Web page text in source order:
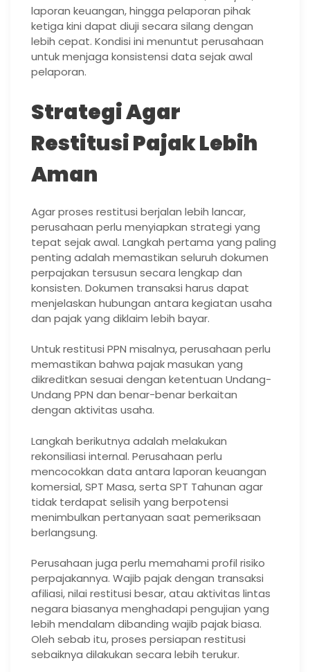
laporan keuangan, hingga pelaporan pihak
ketiga kini dapat diuji secara silang dengan
lebih cepat. Kondisi ini menuntut perusahaan
untuk menjaga konsistensi data sejak awal
pelaporan.
Strategi Agar
Restitusi Pajak Lebih
Aman
Agar proses restitusi berjalan lebih lancar,
perusahaan perlu menyiapkan strategi yang
tepat sejak awal. Langkah pertama yang paling
penting adalah memastikan seluruh dokumen
perpajakan tersusun secara lengkap dan
konsisten. Dokumen transaksi harus dapat
menjelaskan hubungan antara kegiatan usaha
dan pajak yang diklaim lebih bayar.
Untuk restitusi PPN misalnya, perusahaan perlu
memastikan bahwa pajak masukan yang
dikreditkan sesuai dengan ketentuan Undang-
Undang PPN dan benar-benar berkaitan
dengan aktivitas usaha.
Langkah berikutnya adalah melakukan
rekonsiliasi internal. Perusahaan perlu
mencocokkan data antara laporan keuangan
komersial, SPT Masa, serta SPT Tahunan agar
tidak terdapat selisih yang berpotensi
menimbulkan pertanyaan saat pemeriksaan
berlangsung.
Perusahaan juga perlu memahami profil risiko
perpajakannya. Wajib pajak dengan transaksi
afiliasi, nilai restitusi besar, atau aktivitas lintas
negara biasanya menghadapi pengujian yang
lebih mendalam dibanding wajib pajak biasa.
Oleh sebab itu, proses persiapan restitusi
sebaiknya dilakukan secara lebih terukur.